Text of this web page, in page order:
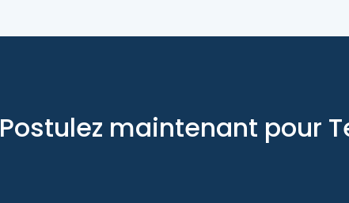
Postulez maintenant pour